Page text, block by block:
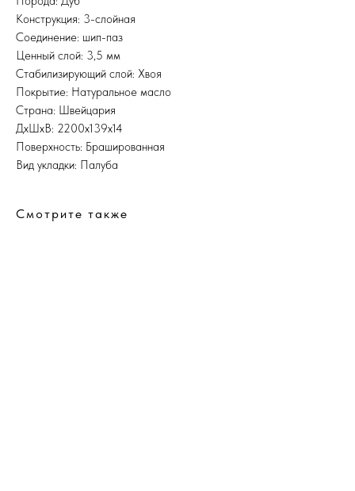
Конструкция: 3-слойная
Соединение: шип-паз
Ценный слой: 3,5 мм
Стабилизирующий слой: Хвоя
Покрытие: Натуральное масло
Страна: Швейцария
ДхШхВ: 2200x139x14
Поверхность: Брашированная
Вид укладки: Палуба
Смотрите также